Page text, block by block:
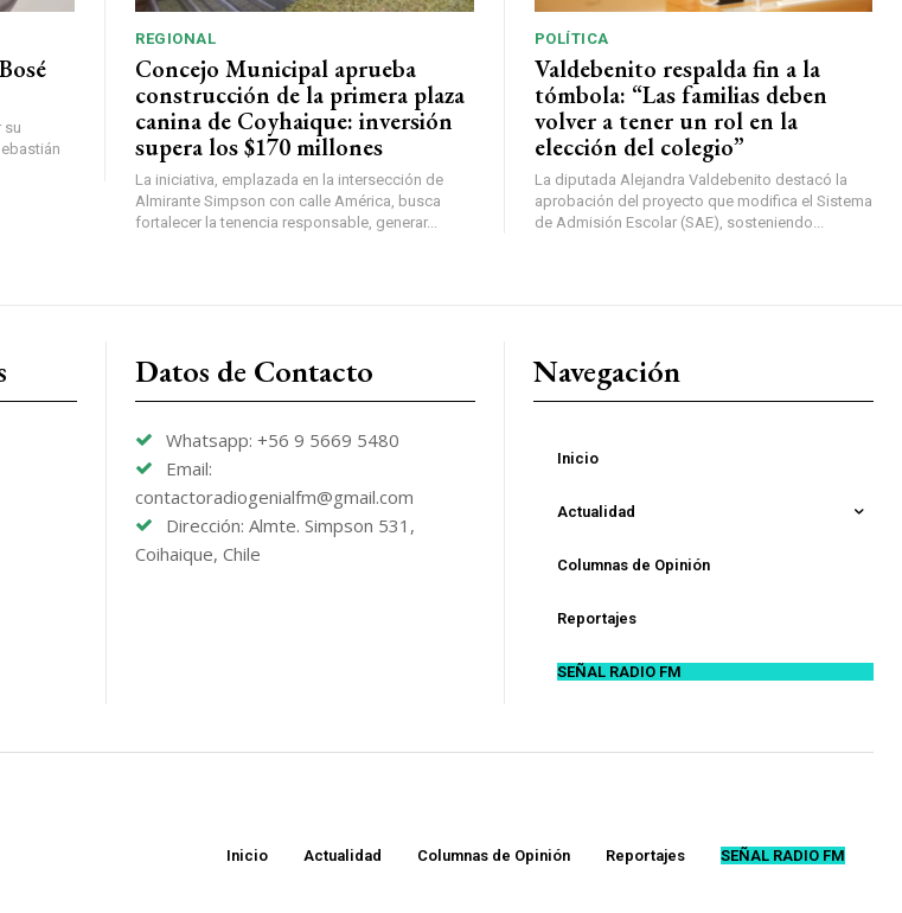
su
REGIONAL
Concejo Municipal aprueba
construcción de la primera plaza
canina de Coyhaique: inversión
supera los $170 millones
La iniciativa, emplazada en la intersección de
Almirante Simpson con calle América, busca
fortalecer la tenencia responsable, generar...
POLÍTICA
Valdebenito respalda fin a la
tómbola: “Las familias deben
volver a tener un rol en la
elección del colegio”
La diputada Alejandra Valdebenito destacó la
aprobación del proyecto que modifica el Sistema
de Admisión Escolar (SAE), sosteniendo...
Datos de Contacto
Whatsapp: +56 9 5669 5480
Email:
contactoradiogenialfm@gmail.com
Dirección: Almte. Simpson 531,
Coihaique, Chile
Navegación
Inicio
Actualidad
Columnas de Opinión
Reportajes
SEÑAL RADIO FM
Inicio Actualidad Columnas de Opinión Reportajes SEÑAL RADIO FM